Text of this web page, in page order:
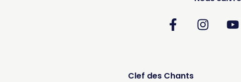
Clef des Chants